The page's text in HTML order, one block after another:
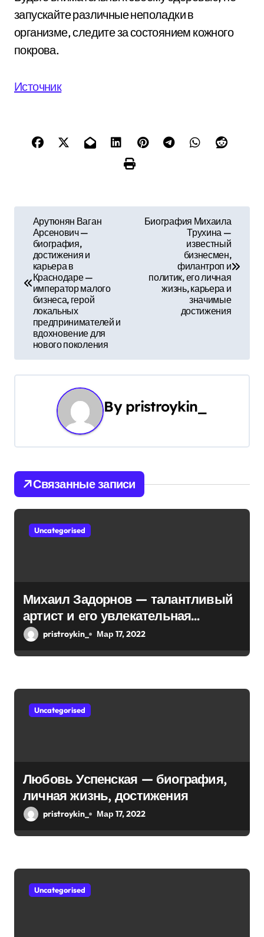
запускайте различные неполадки в
организме, следите за состоянием кожного
покрова.
Источник
и
ц
а
я
м
Арутюнян Ваган
Арсенович —
биография,
достижения и
карьера в
Краснодаре —
император малого
бизнеса, герой
локальных
предпринимателей и
вдохновение для
нового поколения
Биография Михаила
Трухина —
известный
бизнесмен,
филантроп и
политик, его личная
жизнь, карьера и
значимые
достижения
By pristroykin_
Связанные записи
Uncategorised
Михаил Задорнов — талантливый
артист и его увлекательная
биография — выдающиеся
pristroykin_ Мар 17, 2022
Uncategorised
Любовь Успенская — биография,
личная жизнь, достижения
pristroykin_ Мар 17, 2022
Uncategorised